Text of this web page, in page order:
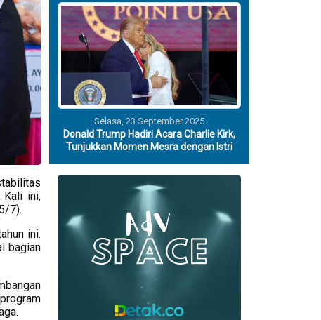
Kali ini,
7).
ini.
bagian
Selasa, 23 September 2025
Donald Trump Hadiri Acara Charlie Kirk,
Tunjukkan Momen Mesra dengan Istri